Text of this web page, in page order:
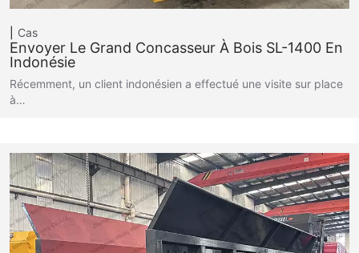
Cas
Envoyer Le Grand Concasseur À Bois SL-1400 En
Indonésie
Récemment, un client indonésien a effectué une visite sur place
à…